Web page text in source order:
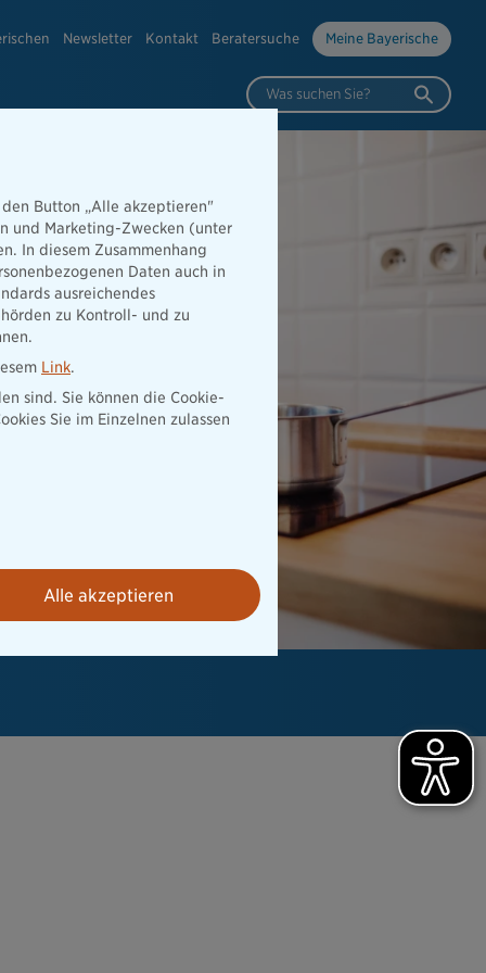
Newsletter Kontakt Beratersuche Meine Bayerische
Was suchen Sie?
Button „Alle akzeptieren"
und Marketing-Zwecken (unter
In diesem Zusammenhang
Daten auch in
ausreichendes
zu Kontroll- und zu
Link.
sind. Sie können die Cookie-
Sie im Einzelnen zulassen
Alle akzeptieren